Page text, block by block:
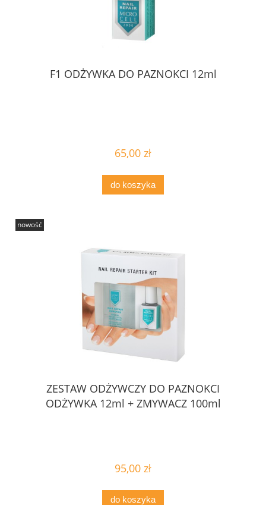
F1 ODŻYWKA DO PAZNOKCI 12ml
65,00 zł
do koszyka
ZESTAW ODŻYWCZY DO PAZNOKCI
ODŻYWKA 12ml + ZMYWACZ 100ml
95,00 zł
do koszyka
nowość